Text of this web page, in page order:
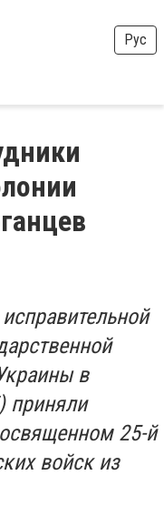
Рус
в
приняли
25-й
войск из